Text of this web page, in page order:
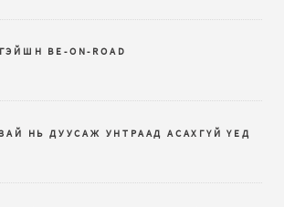
BE-ON-ROAD
ЗАЙ НЬ ДУУСАЖ УНТРААД АСАХГҮЙ ҮЕД